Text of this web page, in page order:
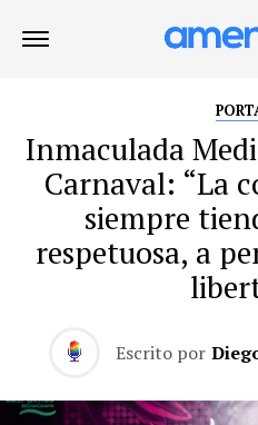
Inmaculada
Carnaval: “La
siempre
respetuosa, a
Escrito por